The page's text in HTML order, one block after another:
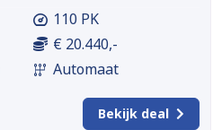
110 PK
€ 20.440,-
Automaat
Bekijk deal